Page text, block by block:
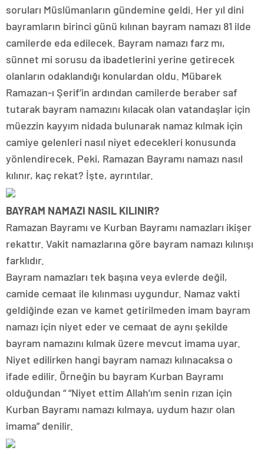
soruları Müslümanların gündemine geldi. Her yıl dini
bayramların birinci günü kılınan bayram namazı 81 ilde
camilerde eda edilecek. Bayram namazı farz mı,
sünnet mi sorusu da ibadetlerini yerine getirecek
olanların odaklandığı konulardan oldu. Mübarek
Ramazan-ı Şerif’in ardından camilerde beraber saf
tutarak bayram namazını kılacak olan vatandaşlar için
müezzin kayyım nidada bulunarak namaz kılmak için
camiye gelenleri nasıl niyet edecekleri konusunda
yönlendirecek. Peki, Ramazan Bayramı namazı nasıl
kılınır, kaç rekat? İşte, ayrıntılar.
BAYRAM NAMAZI NASIL KILINIR?
Ramazan Bayramı ve Kurban Bayramı namazları ikişer
rekattır. Vakit namazlarına göre bayram namazı kılınışı
farklıdır.
Bayram namazları tek başına veya evlerde değil,
camide cemaat ile kılınması uygundur. Namaz vakti
geldiğinde ezan ve kamet getirilmeden imam bayram
namazı için niyet eder ve cemaat de aynı şekilde
bayram namazını kılmak üzere mevcut imama uyar.
Niyet edilirken hangi bayram namazı kılınacaksa o
ifade edilir. Örneğin bu bayram Kurban Bayramı
olduğundan “ “Niyet ettim Allah’ım senin rızan için
Kurban Bayramı namazı kılmaya, uydum hazır olan
imama” denilir.